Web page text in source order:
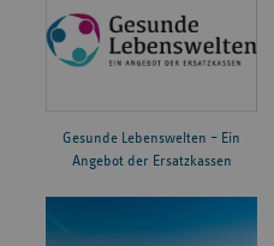
Gesunde Lebenswelten – Ein
Angebot der Ersatzkassen